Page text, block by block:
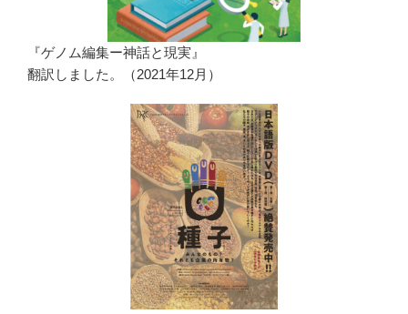
『ゲノム編集ー神話と現実』
翻訳しました。（2021年12月）